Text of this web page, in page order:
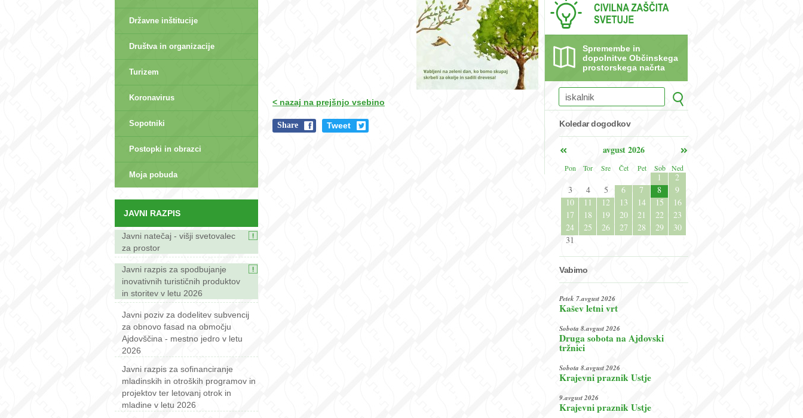
Državne inštitucije
Društva in organizacije
Turizem
Koronavirus
Sopotniki
Postopki in obrazci
Moja pobuda
JAVNI RAZPIS
Javni natečaj - višji svetovalec
za prostor
Javni razpis za spodbujanje
inovativnih turističnih produktov
in storitev v letu 2026
Javni poziv za dodelitev subvencij
za obnovo fasad na območju
Ajdovščina - mestno jedro v letu
2026
Javni razpis za sofinanciranje
mladinskih in otroških programov in
projektov ter letovanj otrok in
mladine v letu 2026
< nazaj na prejšnjo vsebino
Share Tweet
Spremembe in
dopolnitve Občinskega
prostorskega načrta
Koledar dogodkov
avgust 2026
Pon
Tor Sre Čet Pet Sob Ned
1
2
3
4 5 6 7 8
9
10
11 12 13 14 15
16
17
18 19 20 21 22
23
24
25 26 27 28 29
30
31
Vabimo
Petek 7.avgust 2026
Kašev letni vrt
Sobota 8.avgust 2026
Druga sobota na Ajdovski
tržnici
Sobota 8.avgust 2026
Krajevni praznik Ustje
9.avgust 2026
Krajevni praznik Ustje